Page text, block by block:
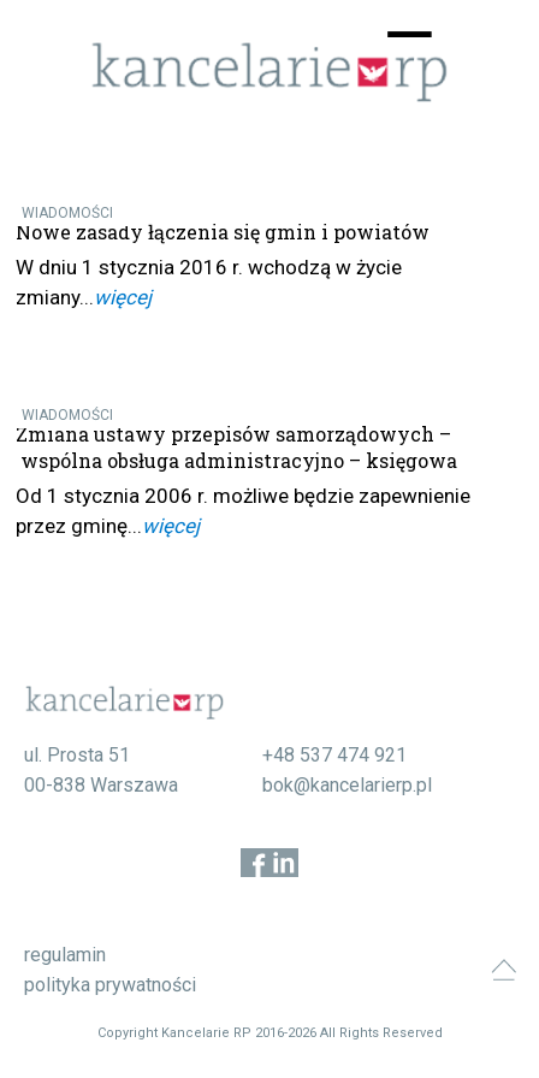
☰
WIADOMOŚCI
Nowe zasady łączenia się gmin i powiatów
W dniu 1 stycznia 2016 r. wchodzą w życie
zmiany...więcej
WIADOMOŚCI
Zmiana ustawy przepisów samorządowych –
wspólna obsługa administracyjno – księgowa
Od 1 stycznia 2006 r. możliwe będzie zapewnienie
przez gminę...więcej
ul. Prosta 51
00-838 Warszawa
+48 537 474 921
bok@kancelarierp.pl
regulamin
polityka prywatności
Copyright Kancelarie RP 2016-2026 All Rights Reserved